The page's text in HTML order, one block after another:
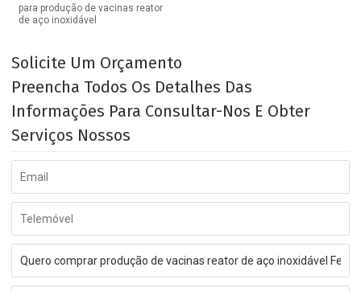
para produção de vacinas reator
de aço inoxidável
Solicite Um Orçamento
Preencha Todos Os Detalhes Das
Informações Para Consultar-Nos E Obter
Serviços Nossos